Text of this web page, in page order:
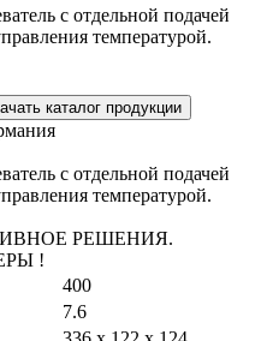
с отдельной подачей
температурой.
каталог продукции
с отдельной подачей
температурой.
РЕШЕНИЯ.
!
400
7.6